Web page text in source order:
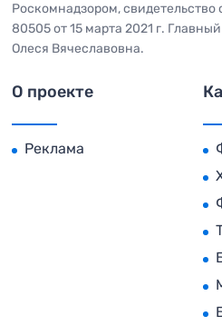
Роскомнадзором,
80505 от 15 марта 2021 г.
Олеся Вячеславовна.
О проекте
Реклама